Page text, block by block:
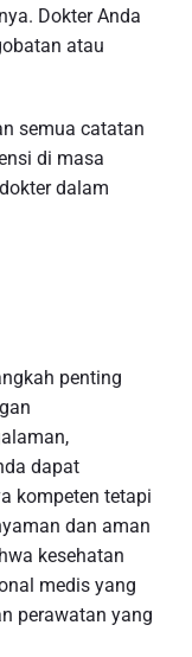
Dokter Anda
atau
semua catatan
di masa
dalam
penting
dapat
kompeten tetapi
dan aman
kesehatan
medis yang
perawatan yang